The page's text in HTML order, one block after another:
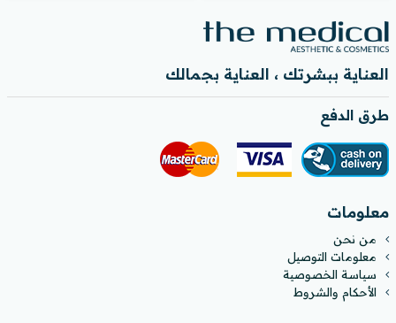
العناية ببشرتك ، العناية بجمالك
طرق الدفع
معلومات
من نحن
معلومات التوصيل
سياسة الخصوصية
الأحكام والشروط